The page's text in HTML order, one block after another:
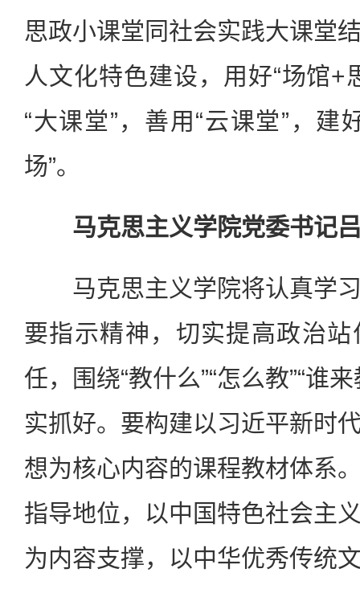
思政小课堂同社会实践大课堂
人文化特色建设，用好“场馆+
“大课堂”，善用“云课堂”，建
场”。
马克思主义学院党委书记
马克思主义学院将认真学习
要指示精神，切实提高政治
任，围绕“教什么”“怎么教”“谁
实抓好。要构建以习近平新时
想为核心内容的课程教材体系
指导地位，以中国特色社会主
为内容支撑，以中华优秀传统